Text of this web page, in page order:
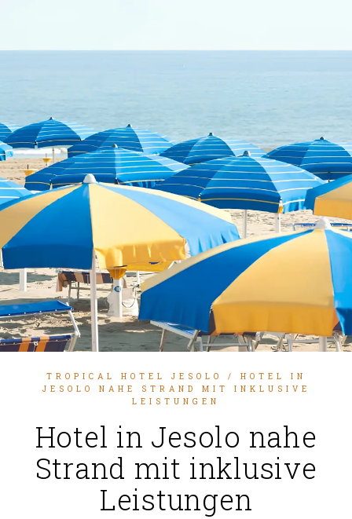
TROPICAL HOTEL JESOLO
/ HOTEL IN
JESOLO NAHE STRAND MIT INKLUSIVE
LEISTUNGEN
Hotel in Jesolo nahe
Strand mit inklusive
Leistungen